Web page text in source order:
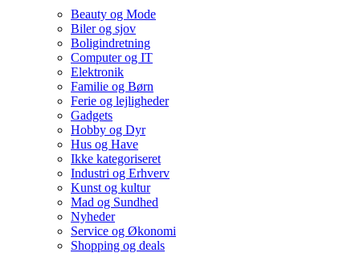
Beauty og Mode
Biler og sjov
Boligindretning
Computer og IT
Elektronik
Familie og Børn
Ferie og lejligheder
Gadgets
Hobby og Dyr
Hus og Have
Ikke kategoriseret
Industri og Erhverv
Kunst og kultur
Mad og Sundhed
Nyheder
Service og Økonomi
Shopping og deals